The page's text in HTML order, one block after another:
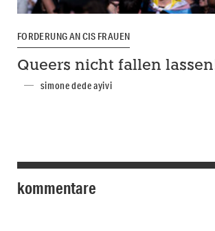
FORDERUNG AN CIS FRAUEN
Queers nicht fallen
simone dede ayivi
kommentare